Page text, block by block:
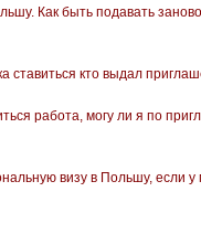
Как быть подавать
ставиться кто выдал
работа, могу ли я по
визу в Польшу, если у